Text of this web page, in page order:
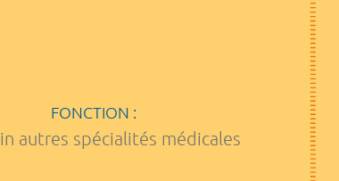
FONCTION :
autres spécialités médicales